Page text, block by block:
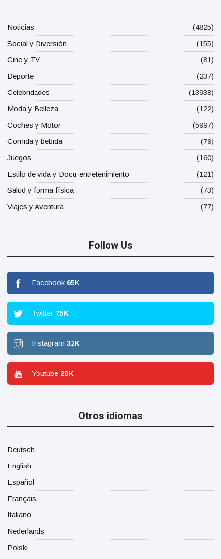
Noticias
(4825)
Social y Diversión
(155)
Cine y TV
(81)
Deporte
(237)
Celebridades
(13938)
Moda y Belleza
(122)
Coches y Motor
(5997)
Comida y bebida
(79)
Juegos
(160)
Estilo de vida y Docu-entretenimiento
(121)
Salud y forma física
(73)
Viajes y Aventura
(77)
Follow Us
Facebook 65K
Twitter 75K
Instagram 32K
Youtube 28K
Otros idiomas
Deutsch
English
Español
Français
Italiano
Nederlands
Polski